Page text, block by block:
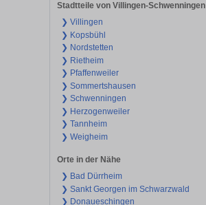
Stadtteile von Villingen-Schwenningen
❯ Villingen
❯ Kopsbühl
❯ Nordstetten
❯ Rietheim
❯ Pfaffenweiler
❯ Sommertshausen
❯ Schwenningen
❯ Herzogenweiler
❯ Tannheim
❯ Weigheim
Orte in der Nähe
❯ Bad Dürrheim
❯ Sankt Georgen im Schwarzwald
❯ Donaueschingen